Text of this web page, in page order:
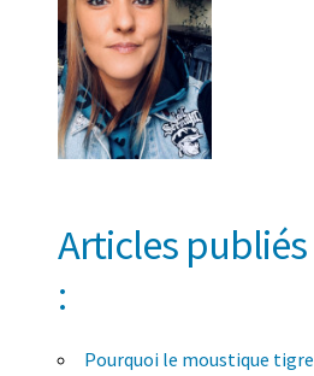
Articles publiés
:
Pourquoi le moustique